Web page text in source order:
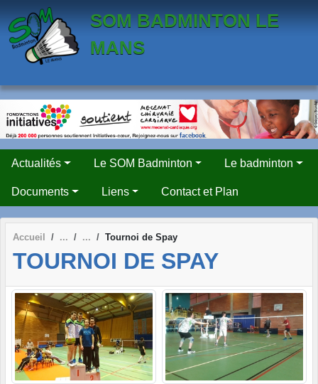
SOM BADMINTON LE
MANS
Actualités Le SOM Badminton Le badminton
Documents Liens Contact et Plan
Accueil Tournoi de Spay
TOURNOI DE SPAY
Panneau de gestion des cookies